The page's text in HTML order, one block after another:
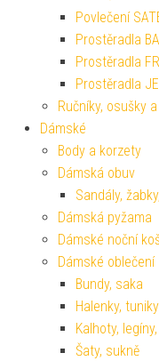
Povlečení
Prostěradla
Prostěradla
Prostěradla
Ručníky, osušky
Dámské
Body a korzety
Dámská obuv
Sandály,
Dámská pyžama
Dámské noční
Dámské oblečení
Bundy, saka
Halenky, tuniky
Kalhoty,
Šaty, sukně